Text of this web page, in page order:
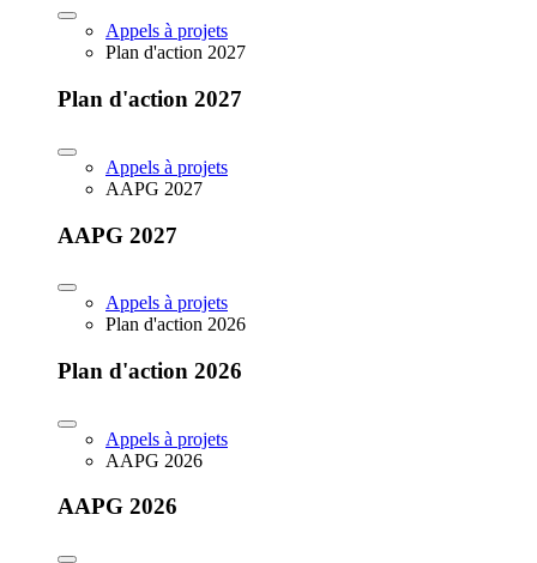
Appels à projets
Plan d'action 2027
Plan d'action 2027
Appels à projets
AAPG 2027
AAPG 2027
Appels à projets
Plan d'action 2026
Plan d'action 2026
Appels à projets
AAPG 2026
AAPG 2026